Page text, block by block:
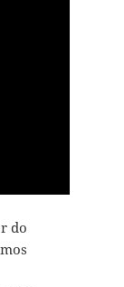
do